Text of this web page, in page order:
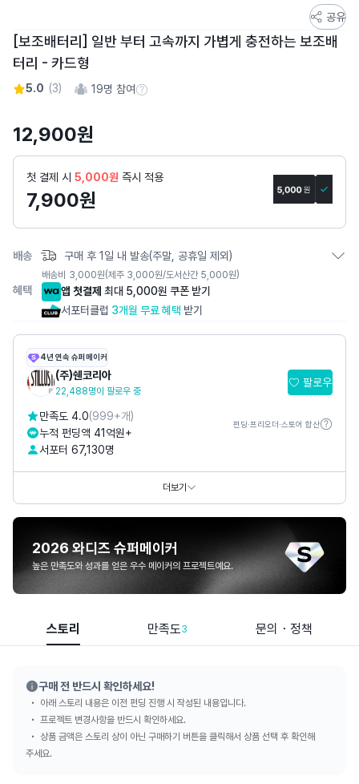
토
어
스
토
상
공유
[보조배터리] 일반 부터 고속까지 가볍게 충전하는 보조배
터리 - 카드형
5.0 (3) 19명 참여참여 수 정보
12,900원
첫 결제 시 5,000원 즉시 적용
7,900원
배송 구매 후 1일 내 발송(주말, 공휴일 제외)
배송비 3,000원(제주 3,000원/도서산간 5,000원)
혜택 앱 첫결제 최대 5,000원 쿠폰 받기
서포터클럽 3개월 무료 혜택 받기
4년 연속 슈퍼메이커
(주)쉔코리아
22,488명이 팔로우 중
팔로우
만족도 4.0(999+개)
누적 펀딩액 41억원+
서포터 67,130명
펀딩·프리오더·스토어 합산
더보기
2026 와디즈 슈퍼메이커
높은 만족도와 성과를 얻은 우수 메이커의 프로젝트예요.
스토리 만족도 3 문의・정책
구매 전 반드시 확인하세요!
아래 스토리 내용은 이전 펀딩 진행 시 작성된 내용입니다.
프로젝트 변경사항을 반드시 확인하세요.
상품 금액은 스토리 상이 아닌 구매하기 버튼을 클릭해서 상품 선택 후 확인해
주세요.